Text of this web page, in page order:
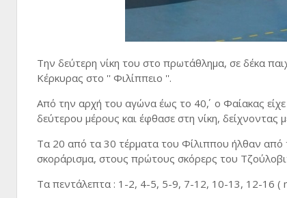
Την δεύτερη νίκη του στο πρωτάθλημα, σε δέκα
Κέρκυρας στο '' Φιλίππειο ''.
Από την αρχή του αγώνα έως το 40΄, ο Φαίακας
δεύτερου μέρους και έφθασε στη νίκη, δείχνοντας
Τα 20 από τα 30 τέρματα του Φίλιππου ήλθαν από
σκοράρισμα, στους πρώτους σκόρερς του
Τα πεντάλεπτα : 1-2, 4-5, 5-9, 7-12, 10-13, 12-16